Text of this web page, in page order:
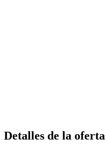
Detalles de la oferta